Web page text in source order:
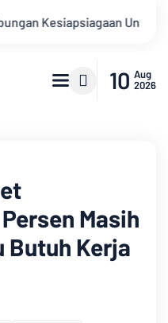
Untuk Menanggulangi
10 Aug
2026
Masih
Butuh Kerja